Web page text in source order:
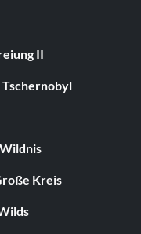
II
Tschernobyl
Kreis